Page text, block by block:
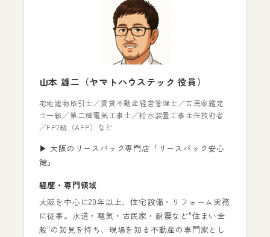
山本 雄二（ヤマトハウステック 役員）
宅地建物取引士／賃貸不動産経営管理士／古民家鑑定
士一級／第二種電気工事士／給水装置工事主任技術者
／FP2級（AFP）など
▶ 大阪のリースバック専門店「リースバック安心
館」
経歴・専門領域
大阪を中心に20年以上、住宅設備・リフォーム実務
に従事。水道・電気・古民家・耐震など"住まい全
般"の知見を持ち、現場を知る不動産の専門家とし